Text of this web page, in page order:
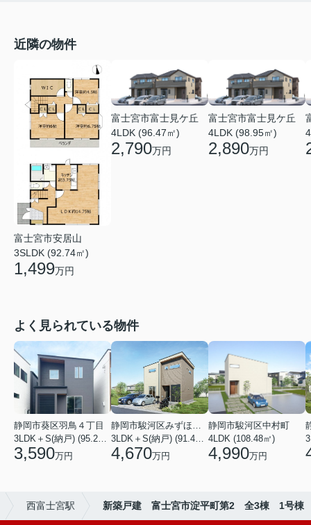
近隣の物件
富士宮市安居山
3SLDK (92.74㎡)
1,499万円
富士宮市富士見ケ丘
4LDK (96.47㎡)
2,790万円
富士宮市富士見ケ丘
4LDK (98.95㎡)
2,890万円
よく見られている物件
静岡市葵区羽鳥４丁目
3LDK＋S(納戸) (95.22㎡)
3,590万円
静岡市駿河区みずほ２丁目
3LDK＋S(納戸) (91.49㎡)
4,670万円
静岡市駿河区中村町
4LDK (108.48㎡)
4,990万円
西富士宮駅 新築戸建 富士宮市淀平町第2 全3棟 1号棟